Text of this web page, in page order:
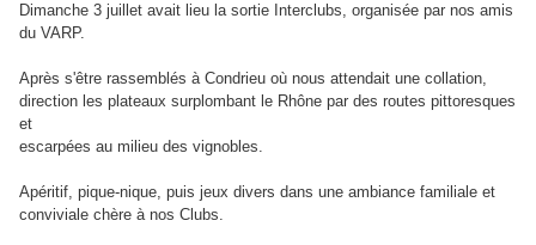
Dimanche 3 juillet avait lieu la sortie Interclubs, organisée par nos amis
du VARP.
Après s'être rassemblés à Condrieu où nous attendait une collation,
direction les plateaux surplombant le Rhône par des routes pittoresques
et
escarpées au milieu des vignobles.
Apéritif, pique-nique, puis jeux divers dans une ambiance familiale et
conviviale chère à nos Clubs.